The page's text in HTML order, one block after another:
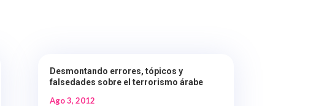
Desmontando errores, tópicos y
falsedades sobre el terrorismo árabe
Ago 3, 2012